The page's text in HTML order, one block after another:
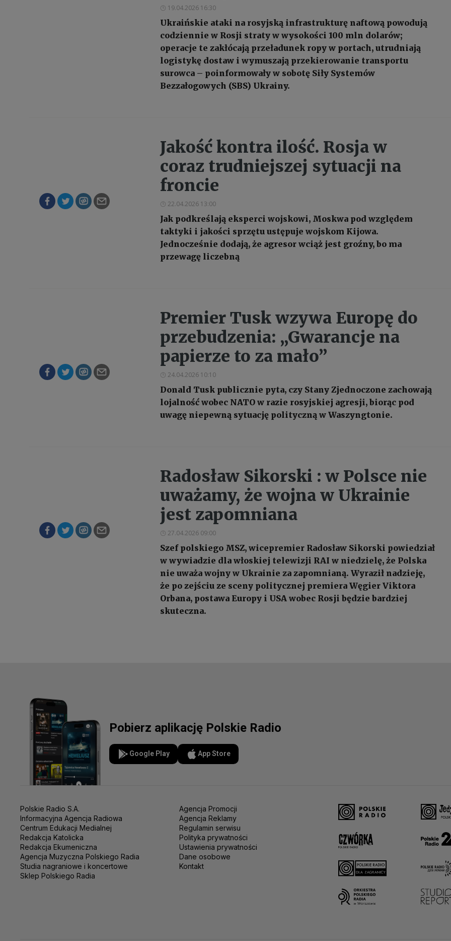
19.04.2026 16:30
Ukraińskie ataki na rosyjską infrastrukturę naftową powodują
codziennie w Rosji straty w wysokości 100 mln dolarów;
operacje te zakłócają przeładunek ropy w portach, utrudniają
logistykę dostaw i wymuszają przekierowanie transportu
surowca – poinformowały w sobotę Siły Systemów
Bezzałogowych (SBS) Ukrainy.
Jakość kontra ilość. Rosja w
coraz trudniejszej sytuacji na
froncie
22.04.2026 13:00
Jak podkreślają eksperci wojskowi, Moskwa pod względem
taktyki i jakości sprzętu ustępuje wojskom Kijowa.
Jednocześnie dodają, że agresor wciąż jest groźny, bo ma
przewagę liczebną
Premier Tusk wzywa Europę do
przebudzenia: „Gwarancje na
papierze to za mało”
24.04.2026 10:10
Donald Tusk publicznie pyta, czy Stany Zjednoczone zachowają
lojalność wobec NATO w razie rosyjskiej agresji, biorąc pod
uwagę niepewną sytuację polityczną w Waszyngtonie.
Radosław Sikorski : w Polsce nie
uważamy, że wojna w Ukrainie
jest zapomniana
27.04.2026 09:00
Szef polskiego MSZ, wicepremier Radosław Sikorski powiedział
w wywiadzie dla włoskiej telewizji RAI w niedzielę, że Polska
nie uważa wojny w Ukrainie za zapomnianą. Wyraził nadzieję,
że po zejściu ze sceny politycznej premiera Węgier Viktora
Orbana, postawa Europy i USA wobec Rosji będzie bardziej
skuteczna.
Pobierz aplikację Polskie Radio
Google Play App Store
Polskie Radio S.A.
Informacyjna Agencja Radiowa
Centrum Edukacji Medialnej
Redakcja Katolicka
Redakcja Ekumeniczna
Agencja Muzyczna Polskiego Radia
Studia nagraniowe i koncertowe
Sklep Polskiego Radia
Agencja Promocji
Agencja Reklamy
Regulamin serwisu
Polityka prywatności
Ustawienia prywatności
Dane osobowe
Kontakt